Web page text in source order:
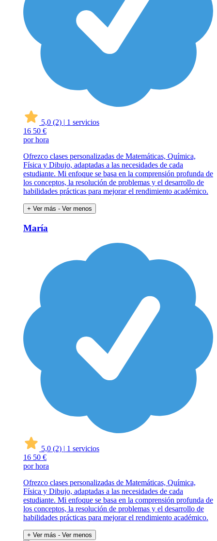
5,0 (2) | 1 servicios
16 50 €
por hora
Ofrezco clases personalizadas de Matemáticas, Química,
Física y Dibujo, adaptadas a las necesidades de cada
estudiante. Mi enfoque se basa en la comprensión profunda de
los conceptos, la resolución de problemas y el desarrollo de
habilidades prácticas para mejorar el rendimiento académico.
+ Ver más - Ver menos
María
5,0 (2) | 1 servicios
16 50 €
por hora
Ofrezco clases personalizadas de Matemáticas, Química,
Física y Dibujo, adaptadas a las necesidades de cada
estudiante. Mi enfoque se basa en la comprensión profunda de
los conceptos, la resolución de problemas y el desarrollo de
habilidades prácticas para mejorar el rendimiento académico.
+ Ver más - Ver menos